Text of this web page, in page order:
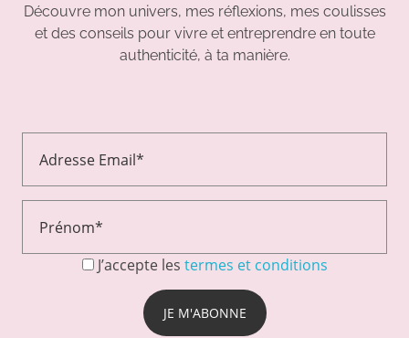
Découvre mon univers, mes réflexions, mes coulisses
et des conseils pour vivre et entreprendre en toute
authenticité, à ta manière.
J’accepte les termes et conditions